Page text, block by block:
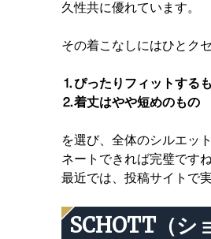
久性共に優れています。
その着こなしにはひとク
⒈ぴったりフィットする
⒉着丈はやや短めのもの
を選び、全体のシルエッ
ネートできれば完璧ですね
最近では、投稿サイトで
SCHOTT（シ